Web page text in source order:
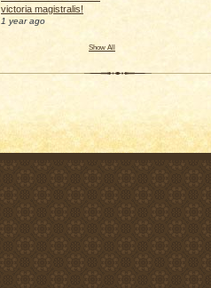
victoria magistralis!
1 year ago
Show All